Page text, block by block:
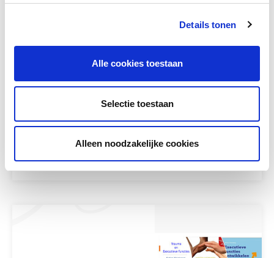
Details tonen
Alle cookies toestaan
Selectie toestaan
Alleen noodzakelijke cookies
Intake- en voortgangstoetsing; een
goed toetsplan per uitstroomprofiel
Meer lezen